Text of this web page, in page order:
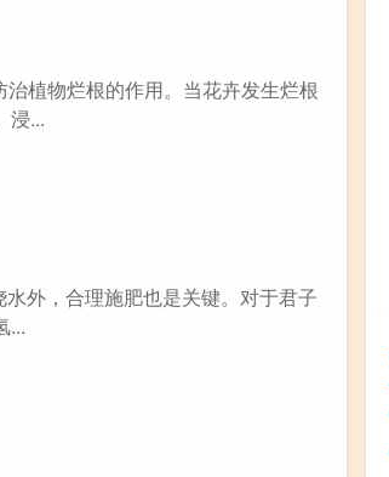
植物烂根的作用。当花卉发生烂根
浸...
外，合理施肥也是关键。对于君子
...